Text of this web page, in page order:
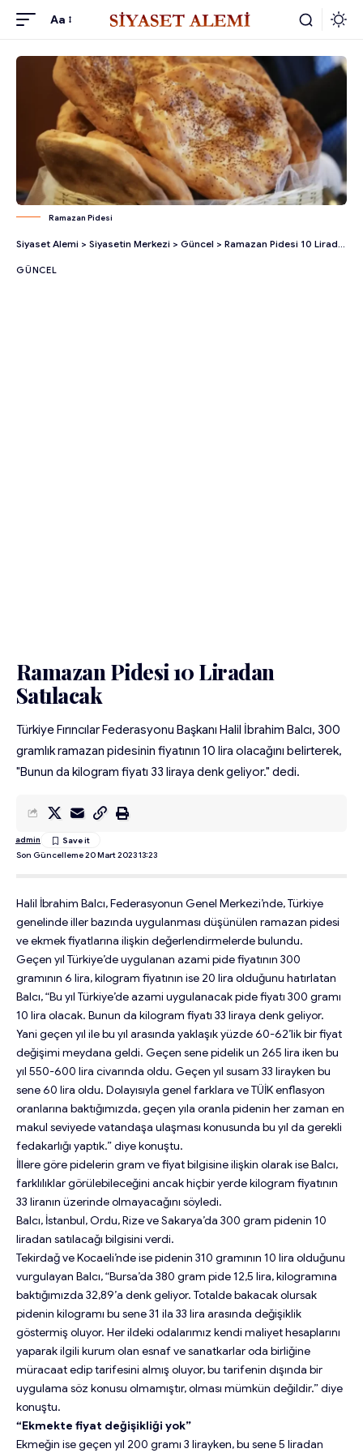
Aa
Ramazan Pidesi
Siyaset Alemi > Siyasetin Merkezi > Güncel > Ramazan Pidesi 10 Liradan Satılacak
GÜNCEL
Ramazan Pidesi 10 Liradan
Satılacak
Türkiye Fırıncılar Federasyonu Başkanı Halil İbrahim Balcı, 300
gramlık ramazan pidesinin fiyatının 10 lira olacağını belirterek,
"Bunun da kilogram fiyatı 33 liraya denk geliyor." dedi.
Son Güncelleme 20 Mart 2023 13:23
admin
Halil İbrahim Balcı, Federasyonun Genel Merkezi’nde, Türkiye
genelinde iller bazında uygulanması düşünülen ramazan pidesi
ve ekmek fiyatlarına ilişkin değerlendirmelerde bulundu.
Geçen yıl Türkiye’de uygulanan azami pide fiyatının 300
gramının 6 lira, kilogram fiyatının ise 20 lira olduğunu hatırlatan
Balcı, “Bu yıl Türkiye’de azami uygulanacak pide fiyatı 300 gramı
10 lira olacak. Bunun da kilogram fiyatı 33 liraya denk geliyor.
Yani geçen yıl ile bu yıl arasında yaklaşık yüzde 60-62’lik bir fiyat
değişimi meydana geldi. Geçen sene pidelik un 265 lira iken bu
yıl 550-600 lira civarında oldu. Geçen yıl susam 33 lirayken bu
sene 60 lira oldu. Dolayısıyla genel farklara ve TÜİK enflasyon
oranlarına baktığımızda, geçen yıla oranla pidenin her zaman en
makul seviyede vatandaşa ulaşması konusunda bu yıl da gerekli
fedakarlığı yaptık.” diye konuştu.
İllere göre pidelerin gram ve fiyat bilgisine ilişkin olarak ise Balcı,
farklılıklar görülebileceğini ancak hiçbir yerde kilogram fiyatının
33 liranın üzerinde olmayacağını söyledi.
Balcı, İstanbul, Ordu, Rize ve Sakarya’da 300 gram pidenin 10
liradan satılacağı bilgisini verdi.
Tekirdağ ve Kocaeli’nde ise pidenin 310 gramının 10 lira olduğunu
vurgulayan Balcı, “Bursa’da 380 gram pide 12,5 lira, kilogramına
baktığımızda 32,89’a denk geliyor. Totalde bakacak olursak
pidenin kilogramı bu sene 31 ila 33 lira arasında değişiklik
göstermiş oluyor. Her ildeki odalarımız kendi maliyet hesaplarını
yaparak ilgili kurum olan esnaf ve sanatkarlar oda birliğine
müracaat edip tarifesini almış oluyor, bu tarifenin dışında bir
uygulama söz konusu olmamıştır, olması mümkün değildir.” diye
konuştu.
“Ekmekte fiyat değişikliği yok”
Ekmeğin ise geçen yıl 200 gramı 3 lirayken, bu sene 5 liradan